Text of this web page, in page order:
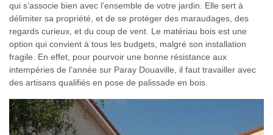
qui s’associe bien avec l’ensemble de votre jardin. Elle sert à
délimiter sa propriété, et de se protéger des maraudages, des
regards curieux, et du coup de vent. Le matériau bois est une
option qui convient à tous les budgets, malgré son installation
fragile. En effet, pour pourvoir une bonne résistance aux
intempéries de l’année sur Paray Douaville, il faut travailler avec
des artisans qualifiés en pose de palissade en bois.